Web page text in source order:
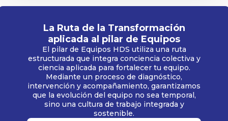
La Ruta de la Transformación
aplicada al pilar de Equipos
El pilar de Equipos HDS utiliza una ruta
estructurada que integra conciencia colectiva y
ciencia aplicada para fortalecer tu equipo.
Mediante un proceso de diagnóstico,
intervención y acompañamiento, garantizamos
que la evolución del equipo no sea temporal,
sino una cultura de trabajo integrada y
sostenible.